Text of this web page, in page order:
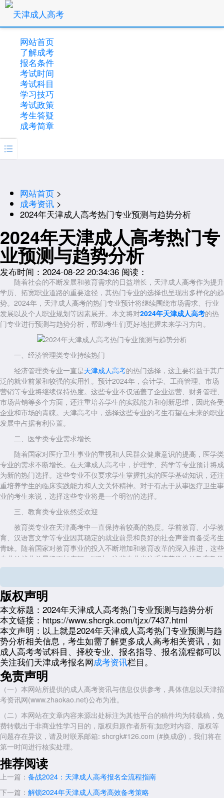
网站首页
了解成考
报名条件
考试时间
考试科目
学习技巧
考试政策
考生答疑
成考简章

网站首页 >
成考资讯 >
2024年天津成人高考热门专业预测与趋势分析
2024年天津成人高考热门专
业预测与趋势分析
发布时间：2024-08-22 20:34:36 阅读：
随着社会的不断发展和教育需求的日益增长，天津成人高考作为提升
学历、拓宽职业道路的重要途径，其热门专业的选择也呈现出多样化的趋
势。2024年，天津成人高考的热门专业预计将继续围绕市场需求、行业
发展以及个人职业规划等因素展开。本文将对2024年天津成人高考的热
门专业进行预测与趋势分析，帮助考生们更好地把握未来学习方向。
一、经济管理类专业持续热门
经济管理类专业一直是天津成人高考的热门选择，这主要得益于其广
泛的就业前景和较强的实用性。预计2024年，会计学、工商管理、市场
营销等专业将继续保持热度。这些专业不仅涵盖了企业运营、财务管理、
市场营销等多个方面，还注重培养学生的实践能力和创新思维，因此备受
企业和市场的青睐。天津高考中，选择这些专业的考生有望在未来的职业
发展中占据有利位置。
二、医学类专业需求增长
随着国家对医疗卫生事业的重视和人民群众健康意识的提高，医学类
专业的需求不断增长。在天津成人高考中，护理学、药学等专业预计将成
为新的热门选择。这些专业不仅要求学生掌握扎实的医学基础知识，还注
重培养学生的临床实践能力和人文关怀精神。对于有志于从事医疗卫生事
业的考生来说，选择这些专业将是一个明智的选择。
三、教育类专业依然受欢迎
教育类专业在天津高考中一直保持着较高的热度。学前教育、小学教
育、汉语言文学等专业因其稳定的就业前景和良好的社会声誉而备受考生
青睐。随着国家对教育事业的投入不断增加和教育改革的深入推进，这些
专业的就业前景将更加广阔。同时，这些专业也注重培养学生的教育教学
能力和人文素养，为未来的教育事业培养更多优秀人才。
四、信息技术类专业崛起
随着信息技术的快速发展和普及，信息技术类专业在天津高考中的地
位逐渐上升。计算机科学与技术、网络工程、信息安全等专业因其技术性
强、就业前景好而备受考生关注。这些专业不仅要求学生掌握扎实的计算
机基础知识，还注重培养学生的创新能力和实践能力。在未来信息化社会
的大背景下，选择这些专业的考生将拥有更多的就业机会和发展空间。
五、其他专业值得关注
除了上述热门专业外，还有一些其他专业也值得关注。例如法学、土
木工程、金融学等专业也具有一定的就业前景和发展潜力。这些专业涵盖
了法律、工程、金融等多个领域，为考生提供了更多的选择空间。考生可
以根据自己的兴趣和职业规划选择适合自己的专业方向。
趋势分析
从近年来的发展趋势来看，天津成人高考的热门专业选择呈现出多元
化和实用化的特点。考生在选择专业时更加注重专业的就业前景和实用
性，同时也更加关注自己的兴趣和职业规划。未来，随着社会的不断发展
和教育改革的深入推进，天津成人高考的热门专业选择也将继续发生变化
和调整。因此，考生在选择专业时需要密切关注市场动态和政策变化，以
确保自己的选择符合未来发展的趋势和要求。
版权声明
本文标题： 2024年天津成人高考热门专业预测与趋势分析
本文链接： https://www.shcrgk.com/tjzx/7437.html
本文声明： 以上就是2024年天津成人高考热门专业预测与趋
势分析相关信息，考生如需了解更多成人高考相关资讯，如
成人高考考试科目、择校专业、报名指导、报名流程都可以
关注我们天津成考报名网成考资讯栏目。
免责声明
（一）本网站所提供的成人高考资讯与信息仅供参考，具体信息以天津招
考资讯网(www.zhaokao.net)公布为准。
（二）本网站在文章内容来源出处标注为其他平台的稿件均为转载稿，免
费转载出于非商业性学习目的，版权归原作者所有;如您对内容、版权等
问题存在异议，请及时联系邮箱: shcrgk#126.com (#换成@)，我们将在
第一时间进行核实处理。
推荐阅读
上一篇： 备战2024：天津成人高考报名全流程指南
下一篇： 解锁2024年天津成人高考高效备考策略